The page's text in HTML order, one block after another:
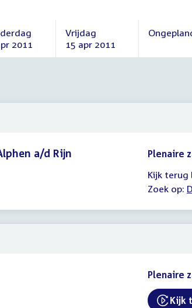
2011
Vrijdag
15 apr 2011
Vrijdag
a/d Rijn
Plenaire
Kijk terug
Zoek op:
Plenaire
Kijk